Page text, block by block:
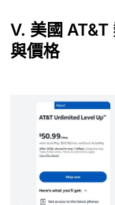
V. 美國
與價格